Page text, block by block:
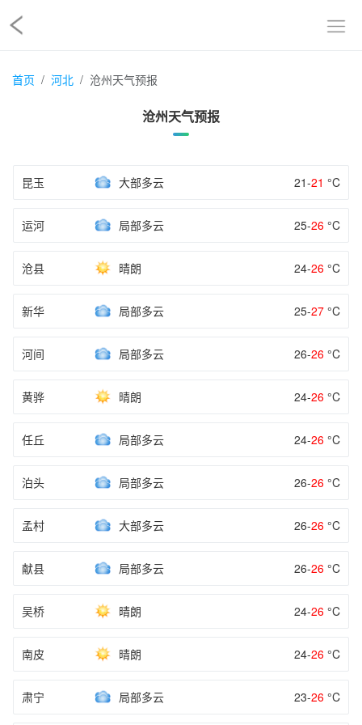
首页 河北 沧州天气预报
沧州天气预报
昆玉 大部多云 21-21 °C
运河 局部多云 25-26 °C
沧县 晴朗 24-26 °C
新华 局部多云 25-27 °C
河间 局部多云 26-26 °C
黄骅 晴朗 24-26 °C
任丘 局部多云 24-26 °C
泊头 局部多云 26-26 °C
孟村 大部多云 26-26 °C
献县 局部多云 26-26 °C
吴桥 晴朗 24-26 °C
南皮 晴朗 24-26 °C
肃宁 局部多云 23-26 °C